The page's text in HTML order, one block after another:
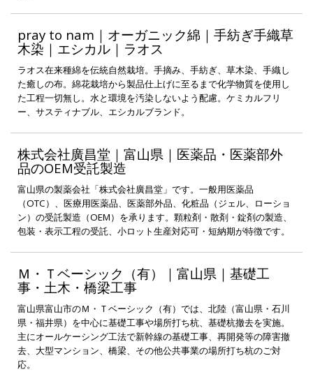
pray to nam｜オーガニック綿｜手紡ぎ手織草
木染｜エシカル｜ラオス
ラオス在来種綿を伝統自然栽培。手摘み、手紡ぎ、草木染、手織し
た癒しの布。綿花栽培から製品仕上げに至るまで化学物質を使用し
た工程一切無し。水と環境を汚染しないよう配慮。ケミカルフリ
ー、サスティナブル、エシカルブランド。
株式会社廣昌堂｜富山県｜医薬品・医薬部外
品のOEM受託製造
富山県の製薬会社「株式会社廣昌堂」です。一般用医薬品
（OTC）、医療用医薬品、医薬部外品、化粧品（ジェル、ローショ
ン）の受託製造（OEM）を承ります。顆粒剤・散剤・錠剤の製造、
包装・表示工程の受託、小ロット生産対応可・短納期が特徴です。
Ｍ・Ｔベーシック（有）｜富山県｜基礎工
事・土木・橋梁工事
富山県富山市のＭ・Ｔベーシック（有）では、北陸（富山県・石川
県・福井県）を中心に基礎工事や場所打ち杭、基礎杭撤去を実施。
主にオールケーシング工法で新幹線の基礎工事、再開発等の障害撤
去、大型マンション、橋梁、その他公共事業の場所打ち杭のご対
応。